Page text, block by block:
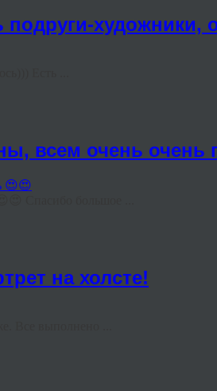
подруги-художники,
всем очень очень
на холсте!